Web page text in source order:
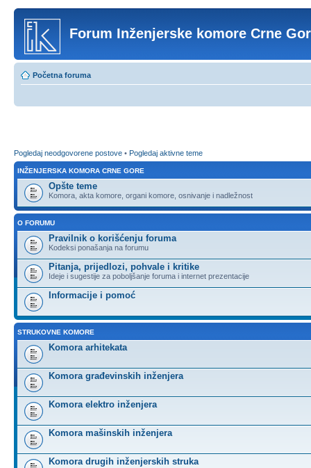
Forum Inženjerske komore Crne
Početna foruma
Pogledaj neodgovorene postove • Pogledaj aktivne teme
INŽENJERSKA KOMORA CRNE GORE
Opšte teme
Komora, akta komore, organi komore, osnivanje i nadležnost
O FORUMU
Pravilnik o korišćenju foruma
Kodeksi ponašanja na forumu
Pitanja, prijedlozi, pohvale i kritike
Ideje i sugestije za poboljšanje foruma i internet prezentacije
Informacije i pomoć
STRUKOVNE KOMORE
Komora arhitekata
Komora građevinskih inženjera
Komora elektro inženjera
Komora mašinskih inženjera
Komora drugih inženjerskih struka